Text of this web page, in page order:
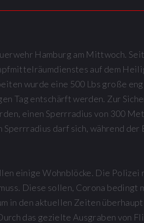
Hamburg am Mittwoch.
auf dem
wurde eine 500 Lbs große
Tag entschärft werden. Zur
einen Sperrradius von 300
Sperrradius darf sich, während
einige Wohnblöcke. Die Polizei
Diese sollen, Corona bedingt
in den aktuellen Zeiten
das gezielte Ausgraben von